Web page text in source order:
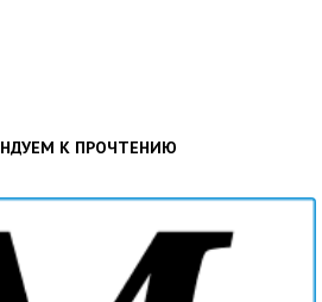
К ПРОЧТЕНИЮ